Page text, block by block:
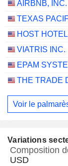
AIRBNB, INC.
VIATRIS INC.
EPAM
THE TRADE
Voir le
Variations
Composition
USD